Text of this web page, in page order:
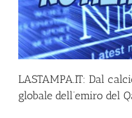
LASTAMPA.IT: Dal
globale dell’emiro del